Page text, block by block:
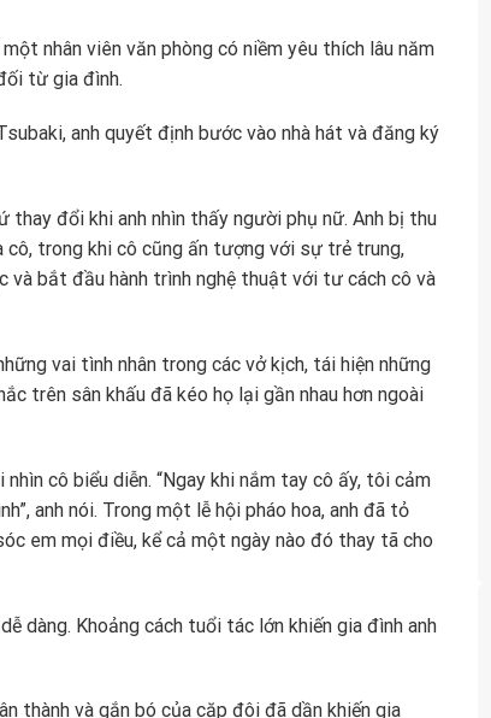
nhân viên văn phòng có niềm yêu thích lâu năm
từ gia đình.
anh quyết định bước vào nhà hát và đăng ký
đổi khi anh nhìn thấy người phụ nữ. Anh bị thu
trong khi cô cũng ấn tượng với sự trẻ trung,
và bắt đầu hành trình nghệ thuật với tư cách cô và
vai tình nhân trong các vở kịch, tái hiện những
trên sân khấu đã kéo họ lại gần nhau hơn ngoài
cô biểu diễn. “Ngay khi nắm tay cô ấy, tôi cảm
anh nói. Trong một lễ hội pháo hoa, anh đã tỏ
em mọi điều, kể cả một ngày nào đó thay tã cho
dàng. Khoảng cách tuổi tác lớn khiến gia đình anh
thành và gắn bó của cặp đôi đã dần khiến gia